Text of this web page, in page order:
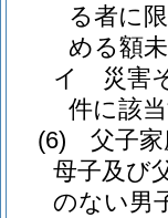
る者に
める額
イ
災害
件に該
(6)
父子
母子及び
のない男